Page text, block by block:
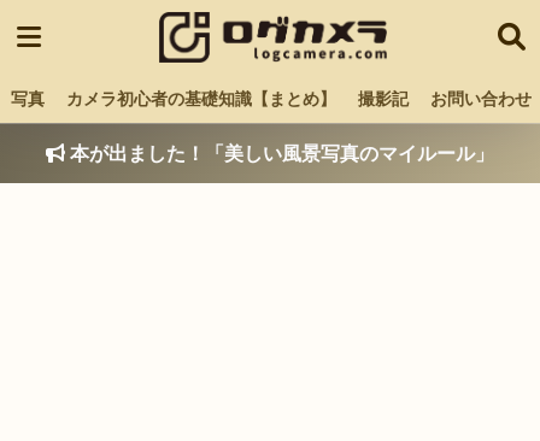
写真 カメラ初心者の基礎知識【まとめ】 撮影記 お問い合わせ
本が出ました！「美しい風景写真のマイルール」